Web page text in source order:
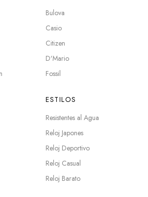
Bulova
Casio
Citizen
D'Mario
Fossil
ESTILOS
Resistentes al Agua
Reloj Japones
Reloj Deportivo
Reloj Casual
Reloj Barato